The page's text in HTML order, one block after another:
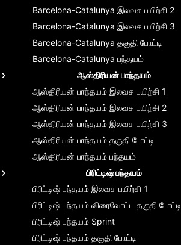
Barcelona-Catalunya இலவச பயிற்சி 2
Barcelona-Catalunya இலவச பயிற்சி 3
Barcelona-Catalunya தகுதி போட்டி
Barcelona-Catalunya பந்தயம்
ஆஸ்திரியன் பாந்தயம்
ஆஸ்திரியன் பாந்தயம் இலவச பயிற்சி 1
ஆஸ்திரியன் பாந்தயம் இலவச பயிற்சி 2
ஆஸ்திரியன் பாந்தயம் இலவச பயிற்சி 3
ஆஸ்திரியன் பாந்தயம் தகுதி போட்டி
ஆஸ்திரியன் பாந்தயம் பந்தயம்
பிரிட்டிஷ் பந்தயம்
பிரிட்டிஷ் பந்தயம் இலவச பயிற்சி 1
பிரிட்டிஷ் பந்தயம் விரைவோட்ட தகுதி போட்டி
பிரிட்டிஷ் பந்தயம் Sprint
பிரிட்டிஷ் பந்தயம் தகுதி போட்டி